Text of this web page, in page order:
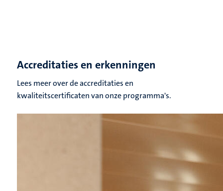
Accreditaties en erkenningen
Lees meer over de accreditaties en
kwaliteitscertificaten van onze programma's.